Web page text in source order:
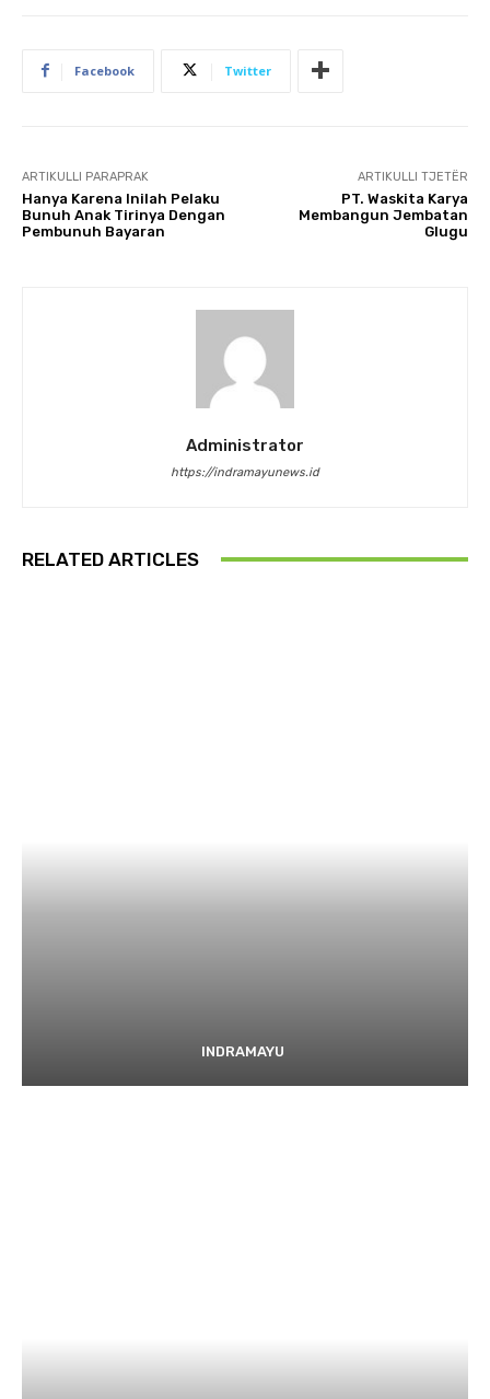
Facebook Twitter
ARTIKULLI PARAPRAK
Hanya Karena Inilah Pelaku
Bunuh Anak Tirinya Dengan
Pembunuh Bayaran
ARTIKULLI TJETËR
PT. Waskita Karya
Membangun Jembatan
Glugu
Administrator
https://indramayunews.id
RELATED ARTICLES
INDRAMAYU